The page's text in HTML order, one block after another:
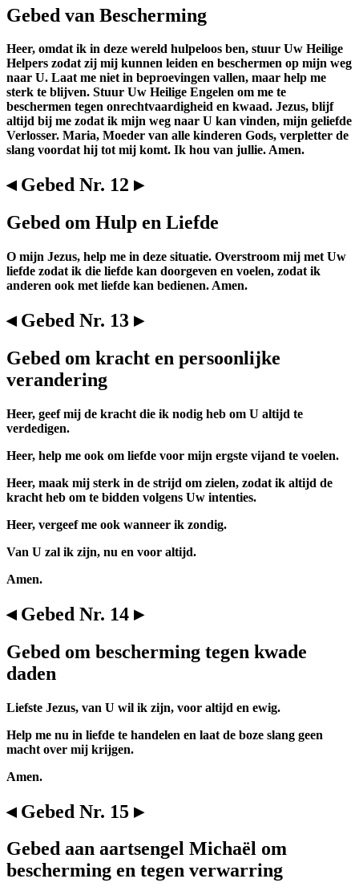
Gebed van Bescherming
Heer, omdat ik in deze wereld hulpeloos ben, stuur Uw Heilige
Helpers zodat zij mij kunnen leiden en beschermen op mijn weg
naar U. Laat me niet in beproevingen vallen, maar help me
sterk te blijven. Stuur Uw Heilige Engelen om me te
beschermen tegen onrechtvaardigheid en kwaad. Jezus, blijf
altijd bij me zodat ik mijn weg naar U kan vinden, mijn geliefde
Verlosser. Maria, Moeder van alle kinderen Gods, verpletter de
slang voordat hij tot mij komt. Ik hou van jullie. Amen.
◂ Gebed Nr. 12 ▸
Gebed om Hulp en Liefde
O mijn Jezus, help me in deze situatie. Overstroom mij met Uw
liefde zodat ik die liefde kan doorgeven en voelen, zodat ik
anderen ook met liefde kan bedienen. Amen.
◂ Gebed Nr. 13 ▸
Gebed om kracht en persoonlijke
verandering
Heer, geef mij de kracht die ik nodig heb om U altijd te
verdedigen.
Heer, help me ook om liefde voor mijn ergste vijand te voelen.
Heer, maak mij sterk in de strijd om zielen, zodat ik altijd de
kracht heb om te bidden volgens Uw intenties.
Heer, vergeef me ook wanneer ik zondig.
Van U zal ik zijn, nu en voor altijd.
Amen.
◂ Gebed Nr. 14 ▸
Gebed om bescherming tegen kwade
daden
Liefste Jezus, van U wil ik zijn, voor altijd en ewig.
Help me nu in liefde te handelen en laat de boze slang geen
macht over mij krijgen.
Amen.
◂ Gebed Nr. 15 ▸
Gebed aan aartsengel Michaël om
bescherming en tegen verwarring